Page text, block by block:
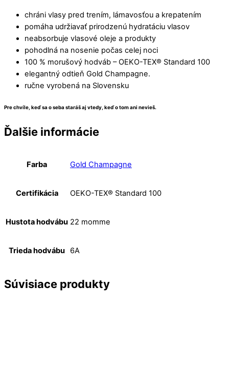
chráni vlasy pred trením, lámavosťou a krepatením
pomáha udržiavať prirodzenú hydratáciu vlasov
neabsorbuje vlasové oleje a produkty
pohodlná na nosenie počas celej noci
100 % morušový hodváb – OEKO-TEX® Standard 100
elegantný odtieň Gold Champagne.
ručne vyrobená na Slovensku
Pre chvíle, keď sa o seba staráš aj vtedy, keď o tom ani nevieš.
Ďalšie informácie
Farba Gold Champagne
Certifikácia OEKO-TEX® Standard 100
Hustota hodvábu 22 momme
Trieda hodvábu 6A
Súvisiace produkty